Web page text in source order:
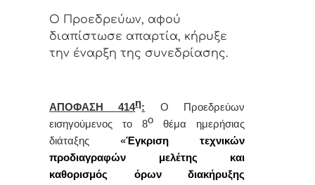
Ο Προεδρεύων, αφού
διαπίστωσε απαρτία, κήρυξε
την έναρξη της συνεδρίασης.
ΑΠΟΦΑΣΗ 414η: Ο Προεδρεύων
εισηγούμενος το 8ο θέμα ημερήσιας
διάταξης
«Έγκριση τεχνικών
προδιαγραφών μελέτης και
καθορισμός όρων διακήρυξης